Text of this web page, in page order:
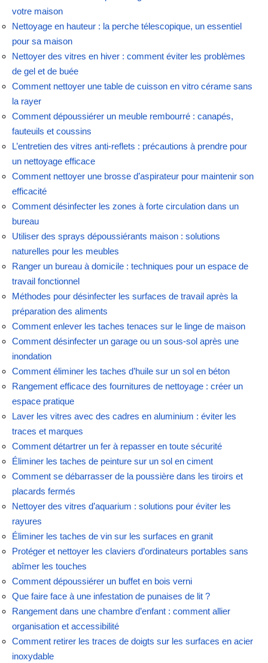
votre maison
Nettoyage en hauteur : la perche télescopique, un essentiel
pour sa maison
Nettoyer des vitres en hiver : comment éviter les problèmes
de gel et de buée
Comment nettoyer une table de cuisson en vitro cérame sans
la rayer
Comment dépoussiérer un meuble rembourré : canapés,
fauteuils et coussins
L’entretien des vitres anti-reflets : précautions à prendre pour
un nettoyage efficace
Comment nettoyer une brosse d’aspirateur pour maintenir son
efficacité
Comment désinfecter les zones à forte circulation dans un
bureau
Utiliser des sprays dépoussiérants maison : solutions
naturelles pour les meubles
Ranger un bureau à domicile : techniques pour un espace de
travail fonctionnel
Méthodes pour désinfecter les surfaces de travail après la
préparation des aliments
Comment enlever les taches tenaces sur le linge de maison
Comment désinfecter un garage ou un sous-sol après une
inondation
Comment éliminer les taches d’huile sur un sol en béton
Rangement efficace des fournitures de nettoyage : créer un
espace pratique
Laver les vitres avec des cadres en aluminium : éviter les
traces et marques
Comment détartrer un fer à repasser en toute sécurité
Éliminer les taches de peinture sur un sol en ciment
Comment se débarrasser de la poussière dans les tiroirs et
placards fermés
Nettoyer des vitres d’aquarium : solutions pour éviter les
rayures
Éliminer les taches de vin sur les surfaces en granit
Protéger et nettoyer les claviers d’ordinateurs portables sans
abîmer les touches
Comment dépoussiérer un buffet en bois verni
Que faire face à une infestation de punaises de lit ?
Rangement dans une chambre d’enfant : comment allier
organisation et accessibilité
Comment retirer les traces de doigts sur les surfaces en acier
inoxydable